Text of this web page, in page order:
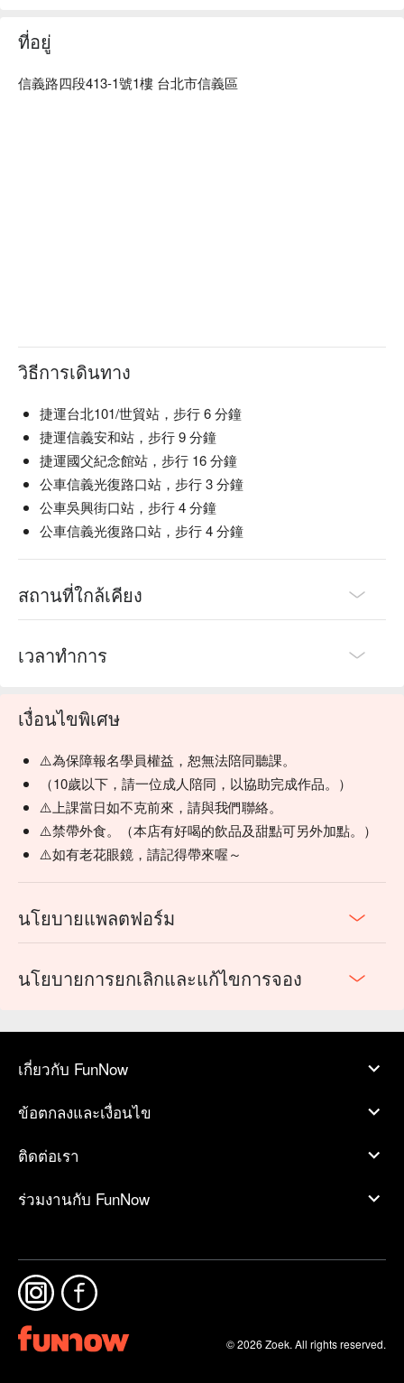
◆渺渺飾務所IG
年以上金工相關經驗。要說為什麼先開皮革的課程而不是金工
課程呢？因為她是個土象星座的人，相當務實，皮革相對來
金工的事，我們擇日再看看....
ที่อยู่
信義路四段413-1號1樓 台北市信義區
วิธีการเดินทาง
捷運台北101/世貿站，步行 6 分鐘
捷運信義安和站，步行 9 分鐘
捷運國父紀念館站，步行 16 分鐘
公車信義光復路口站，步行 3 分鐘
公車吳興街口站，步行 4 分鐘
公車信義光復路口站，步行 4 分鐘
สถานที่ใกล้เคียง
เวลาทำการ
เงื่อนไขพิเศษ
⚠️為保障報名學員權益，恕無法陪同聽課。
（10歲以下，請一位成人陪同，以協助完成作品。）
⚠️上課當日如不克前來，請與我們聯絡。
⚠️禁帶外食。（本店有好喝的飲品及甜點可另外加點。）
⚠️如有老花眼鏡，請記得帶來喔～
นโยบายแพลตฟอร์ม
นโยบายการยกเลิกและแก้ไขการจอง
เกี่ยวกับ FunNow
ข้อตกลงและเงื่อนไข
ติดต่อเรา
ร่วมงานกับ FunNow
© 2026 Zoek. All rights reserved.